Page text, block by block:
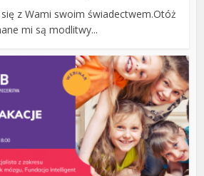
się z Wami swoim świadectwem.Otóż
mi są modlitwy...